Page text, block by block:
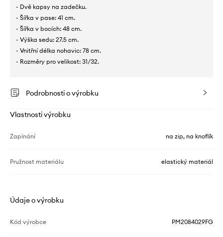
- Dvě kapsy na zadečku.
- Šířka v pase: 41 cm.
- Šířka v bocích: 48 cm.
- Výška sedu: 27.5 cm.
- Vnitřní délka nohavic: 78 cm.
- Rozměry pro velikost: 31/32.
Podrobnosti o výrobku
Vlastnosti výrobku
Zapínání na zip, na knoflík
Pružnost materiálu elastický materiál
Údaje o výrobku
Kód výrobce PM2084029FG